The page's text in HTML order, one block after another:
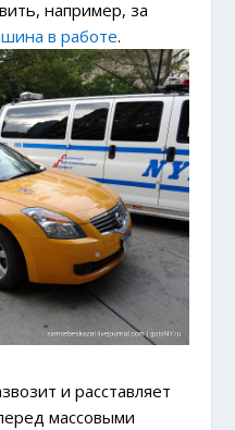
например, за
в работе.
и расставляет
массовыми